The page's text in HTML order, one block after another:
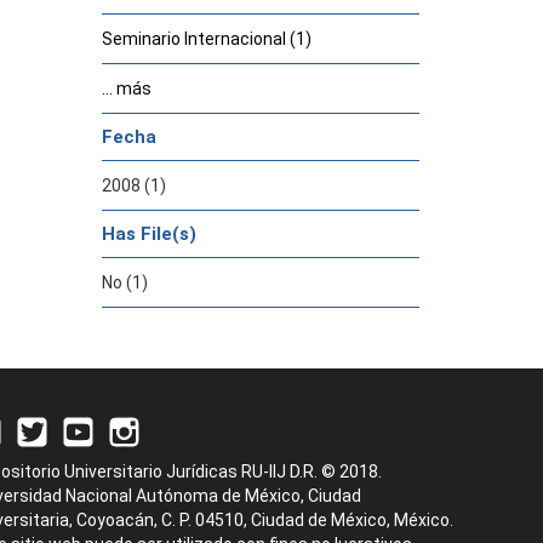
Seminario Internacional (1)
... más
Fecha
2008 (1)
Has File(s)
No (1)
Universitario Jurídicas RU-IIJ D.R. © 2018.
Nacional Autónoma de México, Ciudad
Coyoacán, C. P. 04510, Ciudad de México, México.